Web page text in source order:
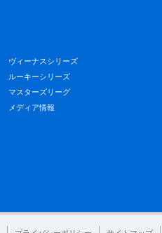
ヴィーナスシリーズ
ルーキーシリーズ
マスターズリーグ
メディア情報